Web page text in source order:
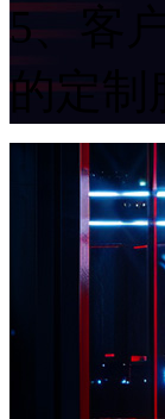
5、
的定制